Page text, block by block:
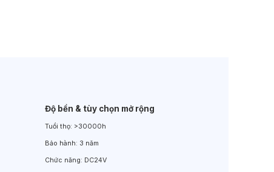
Độ bền & tùy chọn mở rộng
Tuổi thọ: >30000h
Bảo hành: 3 năm
Chức năng: DC24V